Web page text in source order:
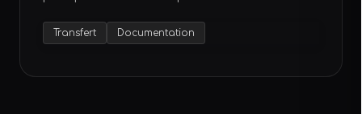
Transfert Documentation